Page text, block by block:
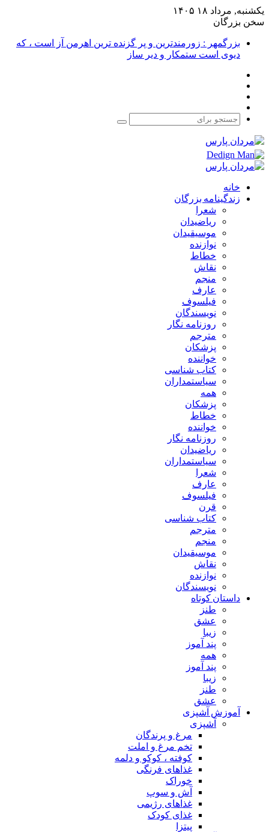
یکشنبه, مرداد ۱۸ ۱۴۰۵
سخن بزرگان
بزرگمهر : زورمندترین و پر گزنده ترین اهرمن آز است ، که
دیوی است ستمکار و دیر ساز
جستجو
خانه
زندگینامه بزرگان
شعرا
ریاضیدان
موسیقیدان
نوازنده
خطاط
نقاش
منجم
عارف
فیلسوف
نویسندگان
روزنامه نگار
مترجم
پزشکان
خواننده
کتاب شناسی
سیاستمداران
همه
پزشکان
خطاط
خواننده
روزنامه نگار
ریاضیدان
سیاستمداران
شعرا
عارف
فیلسوف
قرن
کتاب شناسی
مترجم
منجم
موسیقیدان
نقاش
نوازنده
نویسندگان
داستان کوتاه
طنز
عشق
زیبا
پند آموز
همه
پند آموز
زیبا
طنز
عشق
آموزش آشپزی
آشپزی
مرغ و پرندگان
تخم مرغ و املت
کوفته ، کوکو و دلمه
غذاهای فرنگی
خوراک
آش و سوپ
غذاهای رژیمی
غذای کودک
پیتزا